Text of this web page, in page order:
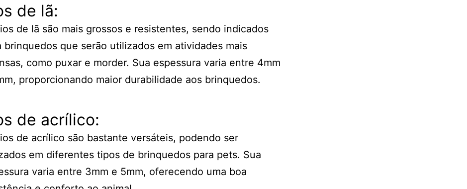
de lã:
de lã são mais grossos e resistentes, sendo indicados
brinquedos que serão utilizados em atividades mais
como puxar e morder. Sua espessura varia entre 4mm
proporcionando maior durabilidade aos brinquedos.
de acrílico:
de acrílico são bastante versáteis, podendo ser
em diferentes tipos de brinquedos para pets. Sua
varia entre 3mm e 5mm, oferecendo uma boa